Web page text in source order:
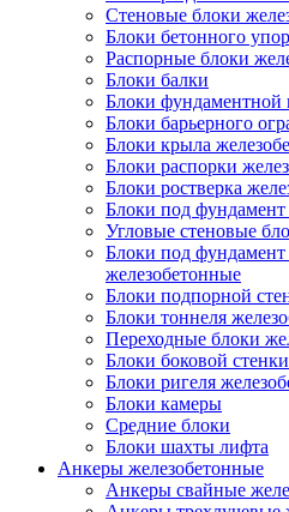
Стеновые блоки
Блоки бетонного
Распорные блоки
Блоки балки
Блоки фундаментной
Блоки барьерного
Блоки крыла
Блоки распорки
Блоки ростверка
Блоки под фундамент
Угловые стеновые
Блоки под фундамент
железобетонные
Блоки подпорной
Блоки тоннеля
Переходные блоки
Блоки боковой
Блоки ригеля
Блоки камеры
Средние блоки
Блоки шахты лифта
Анкеры железобетонные
Анкеры свайные